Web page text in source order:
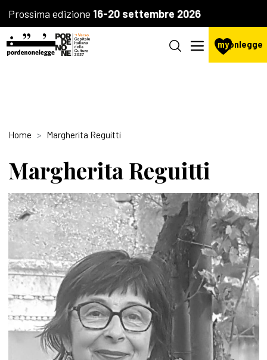
Prossima edizione 16-20 settembre 2026
mypnlegge
Home Margherita Reguitti
Margherita Reguitti